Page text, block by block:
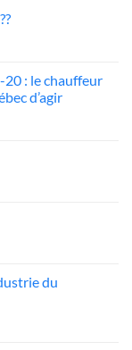
20 : le chauffeur
d’agir
du